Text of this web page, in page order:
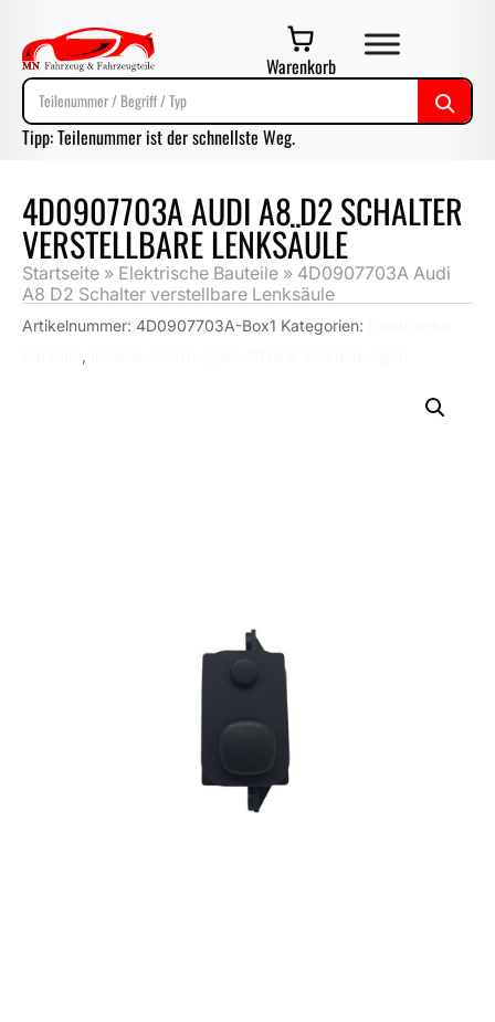
Warenkorb
Tipp: Teilenummer ist der schnellste Weg.
4D0907703A AUDI A8 D2 SCHALTER
VERSTELLBARE LENKSÄULE
Startseite » Elektrische Bauteile » 4D0907703A Audi
A8 D2 Schalter verstellbare Lenksäule
Artikelnummer: 4D0907703A-Box1 Kategorien:
,